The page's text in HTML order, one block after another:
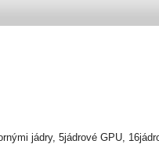
jádry, 5jádrové GPU,